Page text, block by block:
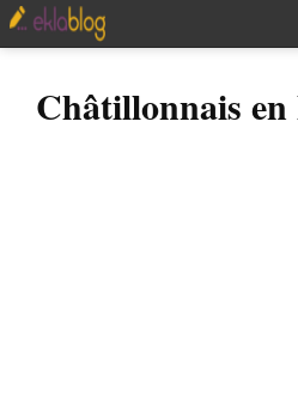
Châtillonnais